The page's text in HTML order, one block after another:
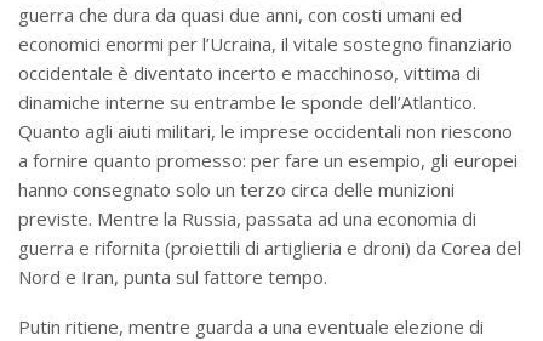
guerra che dura da quasi due anni, con costi umani ed
economici enormi per l’Ucraina, il vitale sostegno finanziario
occidentale è diventato incerto e macchinoso, vittima di
dinamiche interne su entrambe le sponde dell’Atlantico.
Quanto agli aiuti militari, le imprese occidentali non riescono
a fornire quanto promesso: per fare un esempio, gli europei
hanno consegnato solo un terzo circa delle munizioni
previste. Mentre la Russia, passata ad una economia di
guerra e rifornita (proiettili di artiglieria e droni) da Corea del
Nord e Iran, punta sul fattore tempo.
Putin ritiene, mentre guarda a una eventuale elezione di